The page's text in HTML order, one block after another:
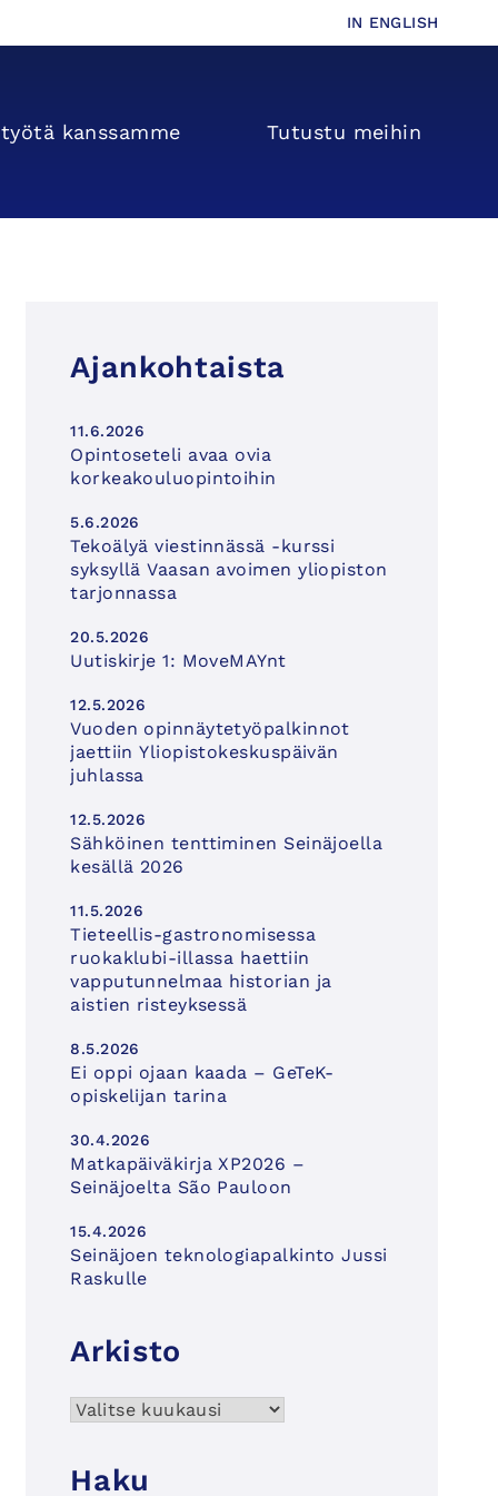
IN ENGLISH
kanssamme Tutustu meihin
Ajankohtaista
11.6.2026
Opintoseteli avaa ovia
korkeakouluopintoihin
5.6.2026
Tekoälyä viestinnässä -kurssi
syksyllä Vaasan avoimen yliopiston
tarjonnassa
20.5.2026
Uutiskirje 1: MoveMAYnt
12.5.2026
Vuoden opinnäytetyöpalkinnot
jaettiin Yliopistokeskuspäivän
juhlassa
12.5.2026
Sähköinen tenttiminen Seinäjoella
kesällä 2026
11.5.2026
Tieteellis-gastronomisessa
ruokaklubi-illassa haettiin
vapputunnelmaa historian ja
aistien risteyksessä
8.5.2026
Ei oppi ojaan kaada – GeTeK-
opiskelijan tarina
30.4.2026
Matkapäiväkirja XP2026 –
Seinäjoelta São Pauloon
15.4.2026
Seinäjoen teknologiapalkinto Jussi
Raskulle
Arkisto
Arkisto
Haku